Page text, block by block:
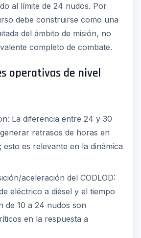
al límite de 24 nudos. Por
debe construirse como una
del ámbito de misión, no
completo de combate.
operativas de nivel
La diferencia entre 24 y 30
retrasos de horas en
esto es relevante en la dinámica
aceleración del CODLOD:
eléctrico a diésel y el tiempo
de 10 a 24 nudos son
en la respuesta a